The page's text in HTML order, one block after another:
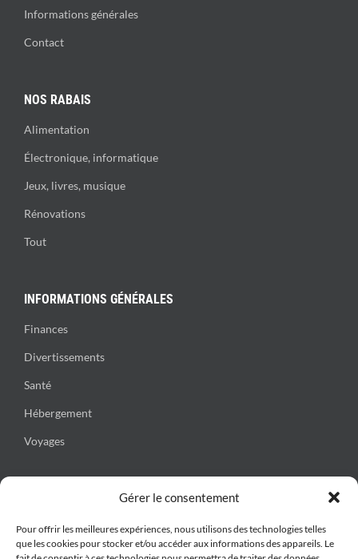
Gérer le consentement
Pour offrir les meilleures expériences, nous utilisons des technologies telles
que les cookies pour stocker et/ou accéder aux informations des appareils. Le
Informations générales
Contact
NOS RABAIS
Alimentation
Électronique, informatique
Jeux, livres, musique
Rénovations
Tout
INFORMATIONS GÉNÉRALES
Finances
Divertissements
Santé
Hébergement
Voyages
Adresse: 3056, rue du Verger, St-Augustin-de-Desmaures, (QC)
G3A 2W9